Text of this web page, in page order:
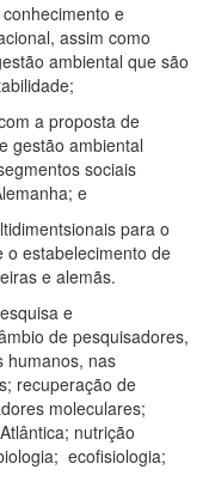
e
assim como
ambiental que são
a proposta de
gestão ambiental
sociais
e
para o
o estabelecimento de
e alemãs.
e
de pesquisadores,
humanos, nas
recuperação de
moleculares;
nutrição
ecofisiologia;